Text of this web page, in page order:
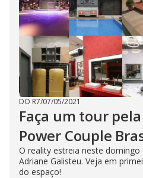
DO R7/07/05/2021
Faça um tour
Power Couple
O reality estreia neste
Adriane Galisteu. Veja em
do espaço!